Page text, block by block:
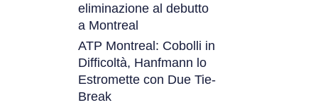
eliminazione al debutto
a Montreal
ATP Montreal: Cobolli in
Difficoltà, Hanfmann lo
Estromette con Due Tie-
Break